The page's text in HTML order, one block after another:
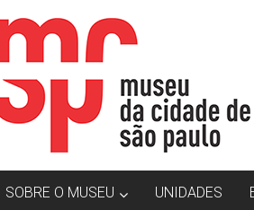
SOBRE O MUSEU UNIDADES